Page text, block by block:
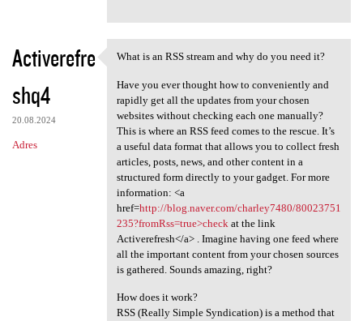
Activerefre
shq4
20.08.2024
Adres
What is an RSS stream and why
What is an RSS stream and why do you need it?
Have you ever thought how to conveniently and
rapidly get all the updates from your chosen
websites without checking each one manually?
This is where an RSS feed comes to the rescue. It’s
a useful data format that allows you to collect fresh
articles, posts, news, and other content in a
structured form directly to your gadget. For more
information: <a
href=http://blog.naver.com/charley7480/80023751
235?fromRss=true>check at the link
Activerefresh</a> . Imagine having one feed where
all the important content from your chosen sources
is gathered. Sounds amazing, right?
How does it work?
RSS (Really Simple Syndication) is a method that